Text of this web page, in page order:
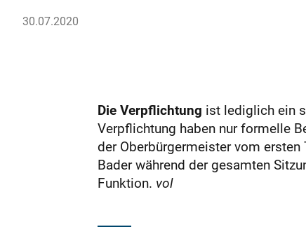
30.07.2020
Die Verpflichtung ist lediglich ein
Verpflichtung haben nur formelle
der Oberbürgermeister vom
Bader während der gesamten
Funktion. vol